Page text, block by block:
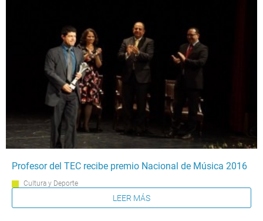
Profesor del TEC recibe premio Nacional de Música 2016
Cultura y Deporte
LEER MÁS